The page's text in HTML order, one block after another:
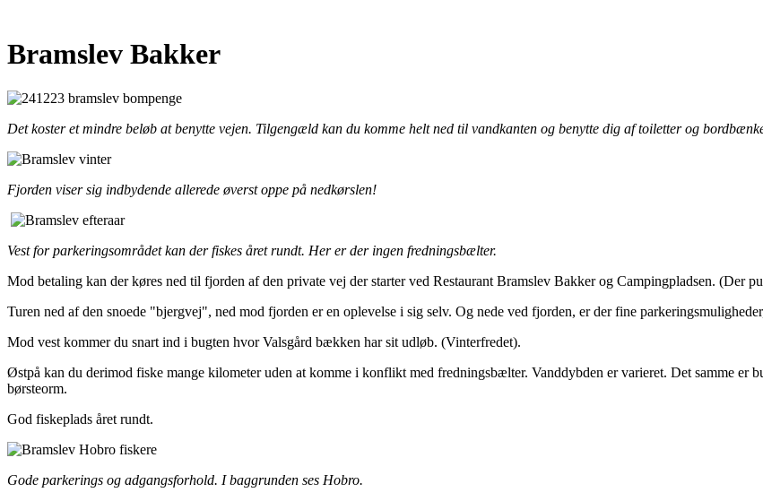
Bramslev Bakker
Det koster et mindre beløb at benytte vejen. Tilgengæld kan du komme helt ned til vandkanten og benytte dig af toiletter og
Fjorden viser sig indbydende allerede øverst oppe på nedkørslen!
Vest for parkeringsområdet kan der fiskes året rundt. Her er der ingen fredningsbælter.
Mod betaling kan der køres ned til fjorden af den private vej der starter ved Restaurant Bramslev Bakker og Campingpladsen. (Der
Turen ned af den snoede "bjergvej", ned mod fjorden er en oplevelse i sig selv. Og nede ved fjorden, er der fine
Mod vest kommer du snart ind i bugten hvor Valsgård bækken har sit udløb. (Vinterfredet).
Østpå kan du derimod fiske mange kilometer uden at komme i konflikt med fredningsbælter. Vanddybden er varieret. Det samme er
børsteorm.
God fiskeplads året rundt.
Gode parkerings og adgangsforhold. I baggrunden ses Hobro.